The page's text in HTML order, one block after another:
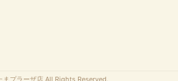
プラーザ店 All Rights Reserved.